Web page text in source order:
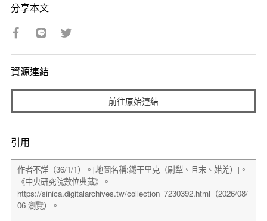
分享本文
資源連結
前往原始連結
引用